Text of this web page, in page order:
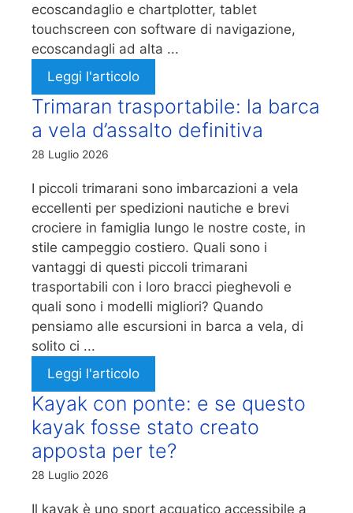
ecoscandaglio e chartplotter, tablet
touchscreen con software di navigazione,
ecoscandagli ad alta ...
Leggi l'articolo
Trimaran trasportabile: la barca
a vela d’assalto definitiva
28 Luglio 2026
I piccoli trimarani sono imbarcazioni a vela
eccellenti per spedizioni nautiche e brevi
crociere in famiglia lungo le nostre coste, in
stile campeggio costiero. Quali sono i
vantaggi di questi piccoli trimarani
trasportabili con i loro bracci pieghevoli e
quali sono i modelli migliori? Quando
pensiamo alle escursioni in barca a vela, di
solito ci ...
Leggi l'articolo
Kayak con ponte: e se questo
kayak fosse stato creato
apposta per te?
28 Luglio 2026
Il kayak è uno sport acquatico accessibile a